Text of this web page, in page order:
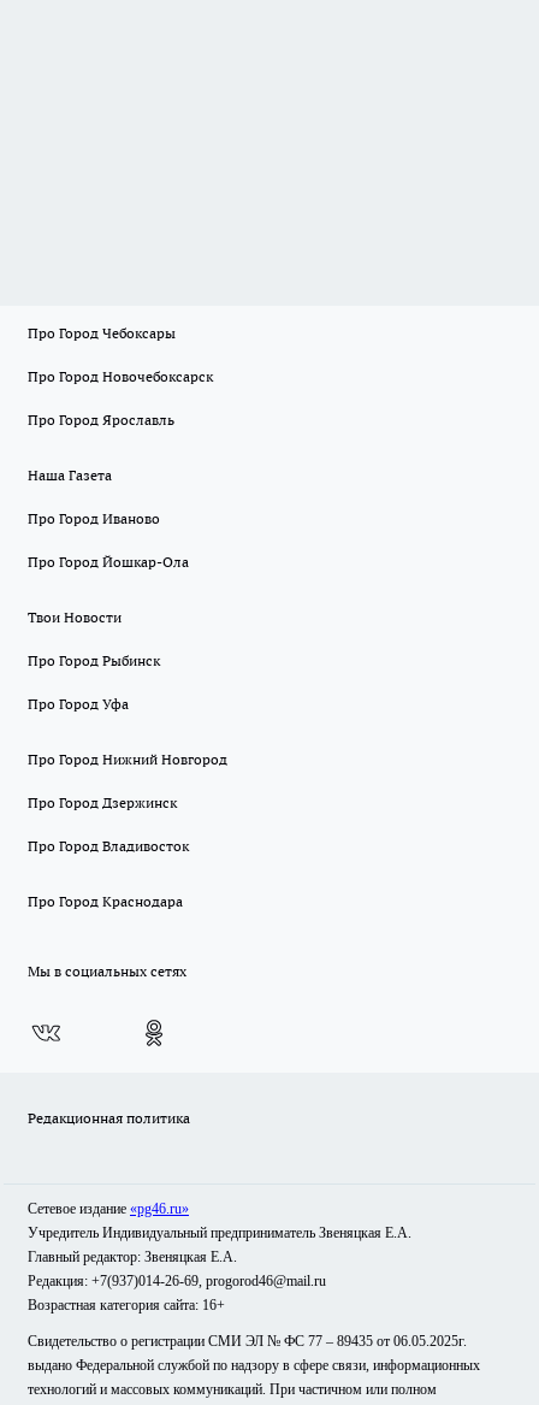
Про Город Чебоксары
Про Город Новочебоксарск
Про Город Ярославль
Наша Газета
Про Город Иваново
Про Город Йошкар-Ола
Твои Новости
Про Город Рыбинск
Про Город Уфа
Про Город Нижний Новгород
Про Город Дзержинск
Про Город Владивосток
Про Город Краснодара
Мы в социальных сетях
Редакционная политика
Сетевое издание «pg46.ru»
Учредитель Индивидуальный предприниматель Звеняцкая Е.А.
Главный редактор: Звеняцкая Е.А.
Редакция: +7(937)014-26-69, progorod46@mail.ru
Возрастная категория сайта: 16+
Свидетельство о регистрации СМИ ЭЛ № ФС 77 – 89435 от 06.05.2025г.
выдано Федеральной службой по надзору в сфере связи, информационных
технологий и массовых коммуникаций. При частичном или полном